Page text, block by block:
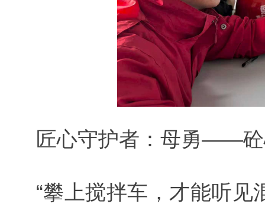
匠心守护者：母勇——
“攀上搅拌车，才能听见